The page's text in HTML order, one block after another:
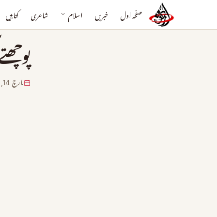
صفحہ اول خبریں اسلام شاعری کتابیں
مارچ 14, 2024